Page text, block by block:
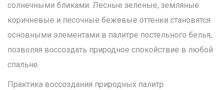
солнечными бликами. Лесные зеленые, земляные
коричневые и песочные бежевые оттенки становятся
основными элементами в палитре постельного белья,
позволяя воссоздать природное спокойствие в любой
спальне.
Практика воссоздания природных палитр